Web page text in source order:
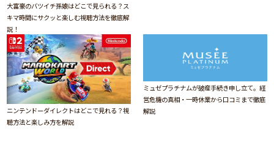
大富豪のバツイチ孫娘はどこで見られる？ス
キマ時間にサクッと楽しむ視聴方法を徹底解
説！
ニンテンドーダイレクトはどこで見れる？視
聴方法と楽しみ方を解説
ミュゼプラチナムが破産手続き申し立て。経
営危機の真相・一時休業から口コミまで徹底
解説